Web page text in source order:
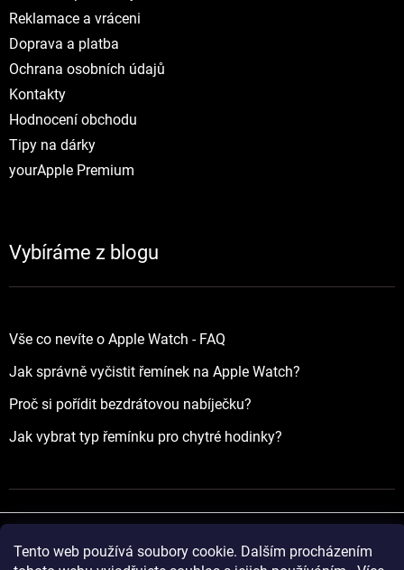
Tento web používá soubory cookie. Dalším procházením
Reklamace a vráceni
Doprava a platba
Ochrana osobních údajů
Kontakty
Hodnocení obchodu
Tipy na dárky
yourApple Premium
Vybíráme z blogu
Vše co nevíte o Apple Watch - FAQ
Jak správně vyčistit řemínek na Apple Watch?
Proč si pořídit bezdrátovou nabíječku?
Jak vybrat typ řemínku pro chytré hodinky?
Vytvořil Shoptet